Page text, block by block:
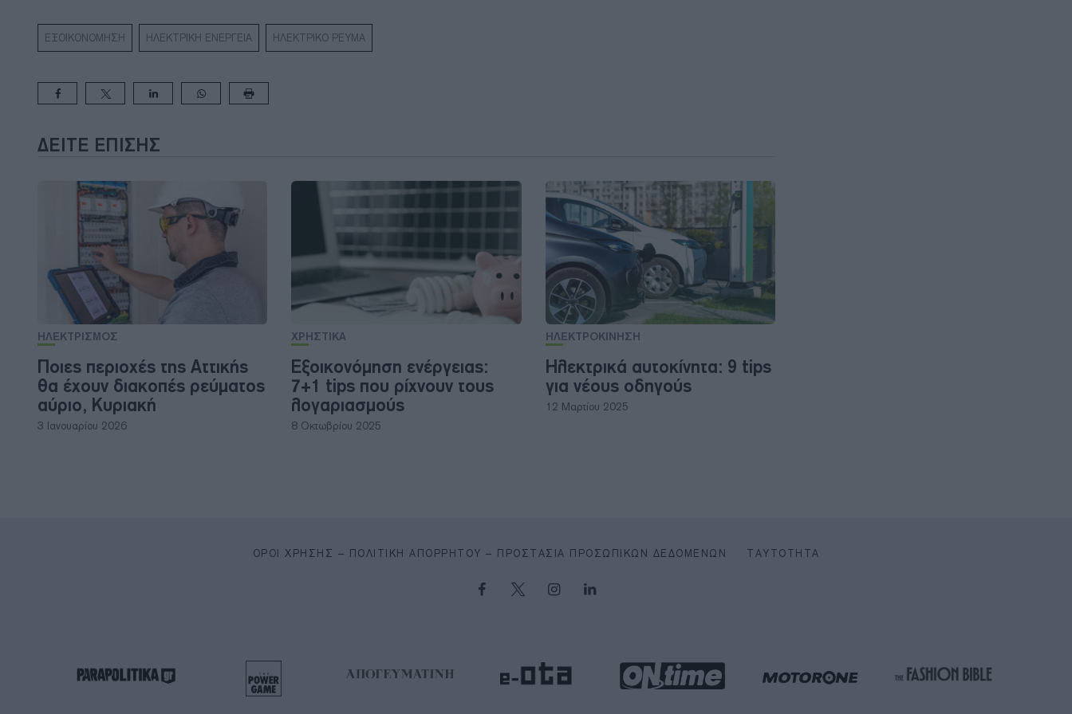
ΕΞΟΙΚΟΝΟΜΗΣΗ ΗΛΕΚΤΡΙΚΗ ΕΝΕΡΓΕΙΑ ΗΛΕΚΤΡΙΚΟ ΡΕΥΜΑ
ΔΕΊΤΕ ΕΠΊΣΗΣ
ΗΛΕΚΤΡΙΣΜΟΣ
Ποιες περιοχές της Αττικής
θα έχουν διακοπές ρεύματος
αύριο, Κυριακή
3 Ιανουαρίου 2026
ΧΡΗΣΤΙΚΑ
Εξοικονόμηση ενέργειας:
7+1 tips που ρίχνουν τους
λογαριασμούς
8 Οκτωβρίου 2025
ΗΛΕΚΤΡΟΚΙΝΗΣΗ
Ηλεκτρικά αυτοκίνητα: 9 tips
για νέους οδηγούς
12 Μαρτίου 2025
ΌΡΟΙ ΧΡΉΣΗΣ – ΠΟΛΙΤΙΚΉ ΑΠΟΡΡΉΤΟΥ – ΠΡΟΣΤΑΣΊΑ ΠΡΟΣΩΠΙΚΏΝ ΔΕΔΟΜΈΝΩΝ ΤΑΥΤΌΤΗΤΑ